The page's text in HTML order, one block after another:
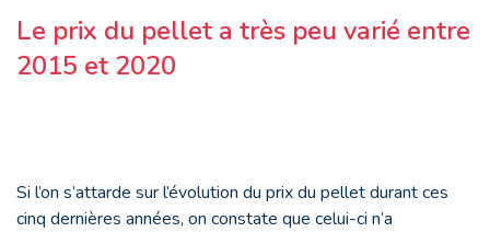
Le prix du pellet a très peu varié entre
2015 et 2020
Si l’on s’attarde sur l’évolution du prix du pellet durant ces
cinq dernières années, on constate que celui-ci n’a